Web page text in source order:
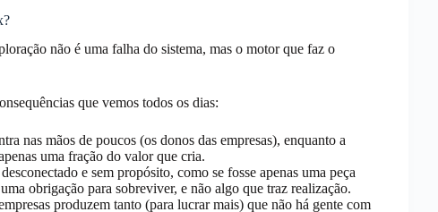
não é uma falha do sistema, mas o motor que faz o
que vemos todos os dias:
nas mãos de poucos (os donos das empresas), enquanto a
uma fração do valor que cria.
e sem propósito, como se fosse apenas uma peça
obrigação para sobreviver, e não algo que traz realização.
produzem tanto (para lucrar mais) que não há gente com